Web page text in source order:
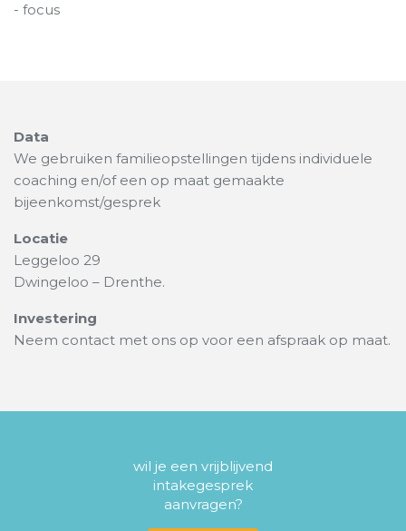
- focus
Data
We gebruiken familieopstellingen tijdens individuele
coaching en/of een op maat gemaakte
bijeenkomst/gesprek
Locatie
Leggeloo 29
Dwingeloo – Drenthe.
Investering
Neem contact met ons op voor een afspraak op maat.
wil je een vrijblijvend
intakegesprek
aanvragen?